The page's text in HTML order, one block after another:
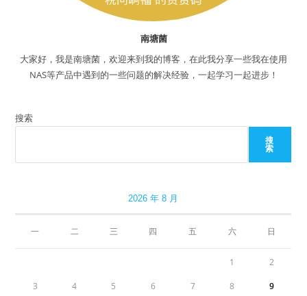
南塘菌
大家好，我是南塘菌，欢迎来到我的博客，在此我分享一些我在使用
NAS等产品中遇到的一些问题的解决经验，一起学习一起进步！
搜索
搜
索
2026 年 8 月
一 二 三 四 五 六 日
1 2
3 4 5 6 7 8 9